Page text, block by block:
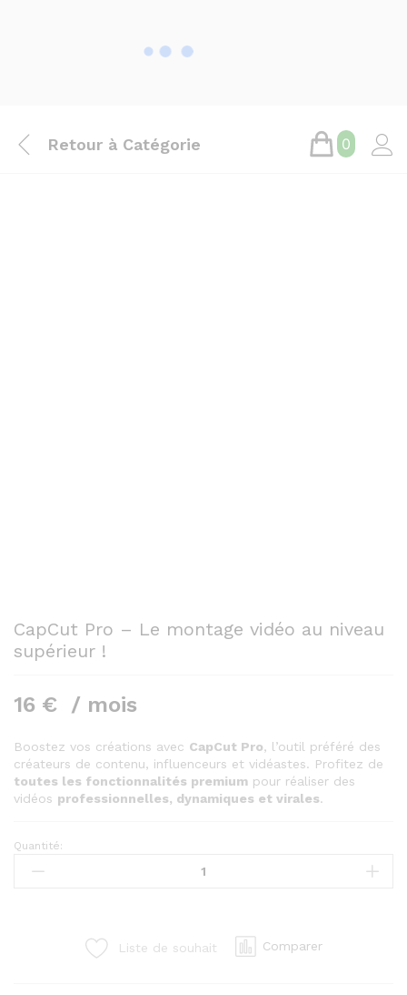
Retour à Catégorie 0
CapCut Pro – Le montage vidéo au niveau
supérieur !
16 € / mois
Boostez vos créations avec CapCut Pro, l’outil préféré des
créateurs de contenu, influenceurs et vidéastes. Profitez de
toutes les fonctionnalités premium pour réaliser des
vidéos professionnelles, dynamiques et virales.
CapCut
Pro
Quantité:
Liste de souhait Comparer